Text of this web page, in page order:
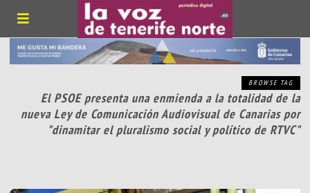
BROWSE TAG
El PSOE presenta una enmienda a la totalidad de la
nueva Ley de Comunicación Audiovisual de Canarias por
"dinamitar el pluralismo social y político de RTVC"